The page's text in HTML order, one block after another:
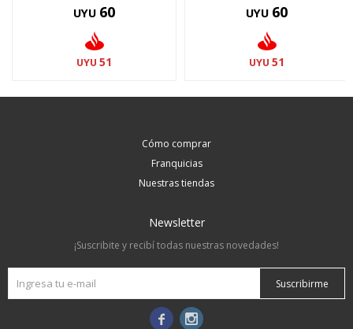
UYU 60
UYU 51
UYU 60
UYU 51
Cómo comprar
Franquicias
Nuestras tiendas
Newsletter
¡Suscribite y recibí todas nuestras novedades!
Suscribirme
 